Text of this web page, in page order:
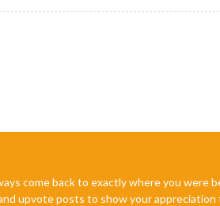
come back to exactly where you were
upvote posts to show your